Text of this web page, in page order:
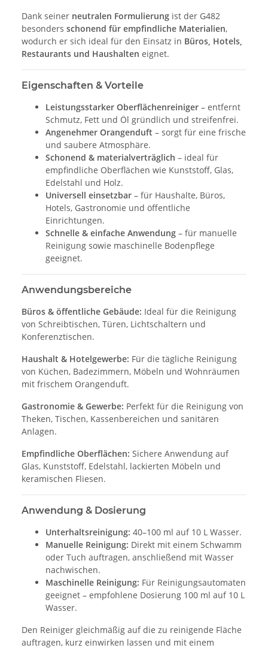
Dank seiner neutralen Formulierung ist der G482
besonders schonend für empfindliche Materialien,
wodurch er sich ideal für den Einsatz in Büros, Hotels,
Restaurants und Haushalten eignet.
Eigenschaften & Vorteile
Leistungsstarker Oberflächenreiniger – entfernt
Schmutz, Fett und Öl gründlich und streifenfrei.
Angenehmer Orangenduft – sorgt für eine frische
und saubere Atmosphäre.
Schonend & materialverträglich – ideal für
empfindliche Oberflächen wie Kunststoff, Glas,
Edelstahl und Holz.
Universell einsetzbar – für Haushalte, Büros,
Hotels, Gastronomie und öffentliche
Einrichtungen.
Schnelle & einfache Anwendung – für manuelle
Reinigung sowie maschinelle Bodenpflege
geeignet.
Anwendungsbereiche
Büros & öffentliche Gebäude: Ideal für die Reinigung
von Schreibtischen, Türen, Lichtschaltern und
Konferenztischen.
Haushalt & Hotelgewerbe: Für die tägliche Reinigung
von Küchen, Badezimmern, Möbeln und Wohnräumen
mit frischem Orangenduft.
Gastronomie & Gewerbe: Perfekt für die Reinigung von
Theken, Tischen, Kassenbereichen und sanitären
Anlagen.
Empfindliche Oberflächen: Sichere Anwendung auf
Glas, Kunststoff, Edelstahl, lackierten Möbeln und
keramischen Fliesen.
Anwendung & Dosierung
Unterhaltsreinigung: 40–100 ml auf 10 L Wasser.
Manuelle Reinigung: Direkt mit einem Schwamm
oder Tuch auftragen, anschließend mit Wasser
nachwischen.
Maschinelle Reinigung: Für Reinigungsautomaten
geeignet – empfohlene Dosierung 100 ml auf 10 L
Wasser.
Den Reiniger gleichmäßig auf die zu reinigende Fläche
auftragen, kurz einwirken lassen und mit einem